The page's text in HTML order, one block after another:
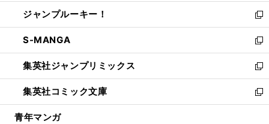
く
で
開
く
ン
ド
ウ
で
開
く
ウ
ィ
ン
ド
ウ
で
開
く
し
い
ウ
ィ
ン
ド
ウ
で
開
ジャンプルーキー！
新
し
い
ウ
ィ
ン
ド
ウ
S-MANGA
新
し
い
ウ
ィ
ン
集英社ジャンプリミックス
新
し
い
ウ
集英社コミック文庫
新
し
青年マンガ